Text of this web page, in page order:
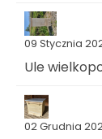
09 Stycznia
Ule
02 Grudnia